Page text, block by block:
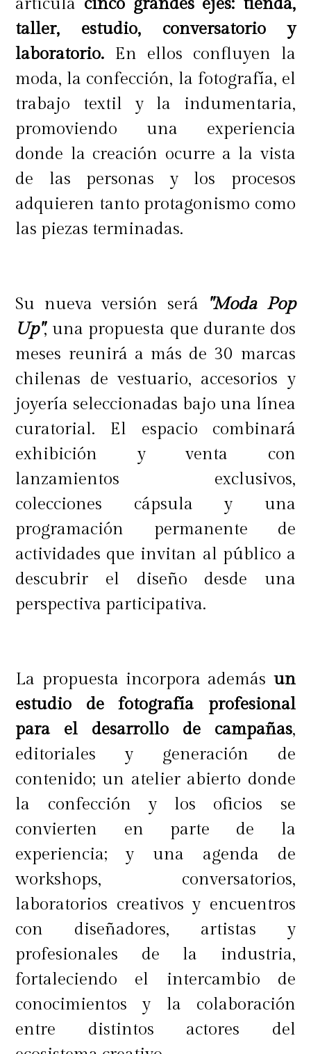
Los cursos tienen un cupo limitado
de nueve personas por sesión y se
asignarán por orden de llegada.
Los
valores de cada taller dependerán
del instructor
, y los pagos se pueden
realizar en las cajas de la tienda.
¡Vamos por la moda más sostenible!
En línea con su compromiso con la
circularidad, Ripley continúa
avanzando en su meta de utilizar
materiales más sostenibles. Hasta la
fecha, el 77,5% de los productos de
vestuario de marca propia cuentan
con algún atributo sostenible
certificado o avalado por una
entidad externa. Como parte del
Compromiso R
, la tienda sigue
ampliando su oferta de iniciativas
sustentables, promoviendo así una
moda más consciente, accesible y
respetuosa con el medioambiente.
taller, estudio, conversatorio y
laboratorio. En ellos confluyen la
moda, la confección, la fotografía, el
trabajo textil y la indumentaria,
promoviendo una experiencia
donde la creación ocurre a la vista
de las personas y los procesos
adquieren tanto protagonismo como
las piezas terminadas.
Su nueva versión será
"Moda Pop
Up", una propuesta que durante dos
meses reunirá a más de 30 marcas
chilenas de vestuario, accesorios y
joyería seleccionadas bajo una línea
curatorial. El espacio combinará
exhibición y venta con
lanzamientos exclusivos,
colecciones cápsula y una
programación permanente de
actividades que invitan al público a
descubrir el diseño desde una
perspectiva participativa.
La propuesta incorpora además un
estudio de fotografía profesional
para el desarrollo de campañas,
editoriales y generación de
contenido; un atelier abierto donde
la confección y los oficios se
convierten en parte de la
experiencia; y una agenda de
workshops, conversatorios,
laboratorios creativos y encuentros
con diseñadores, artistas y
profesionales de la industria,
fortaleciendo el intercambio de
conocimientos y la colaboración
entre distintos actores del